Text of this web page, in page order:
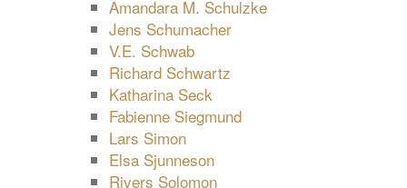
Amandara M. Schulzke
Jens Schumacher
V.E. Schwab
Richard Schwartz
Katharina Seck
Fabienne Siegmund
Lars Simon
Elsa Sjunneson
Rivers Solomon